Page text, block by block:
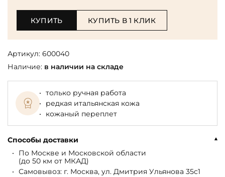
КУПИТЬ КУПИТЬ В 1 КЛИК
Артикул: 600040
Наличие: в наличии на складе
только ручная работа
редкая итальянская кожа
кожаный переплет
Способы доставки
По Москве и Московской области
(до 50 км от МКАД)
Самовывоз: г. Москва, ул. Дмитрия Ульянова 35с1